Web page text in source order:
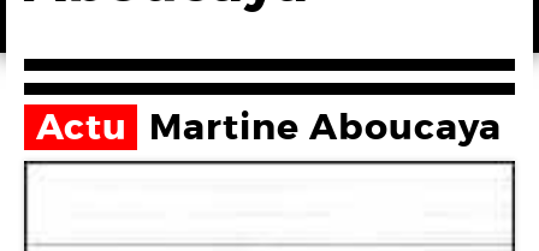
Actu Martine Aboucaya